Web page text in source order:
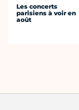
Les concerts
parisiens à voir en
août